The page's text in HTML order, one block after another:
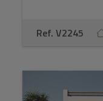
Ref. V2245